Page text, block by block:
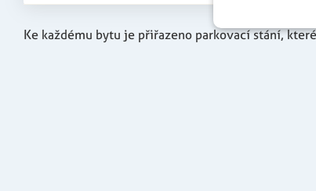
Ke každému bytu je přiřazeno parkovací stání,
Nezbytně